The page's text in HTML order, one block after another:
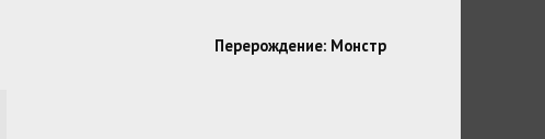
Перерождение: Монстр